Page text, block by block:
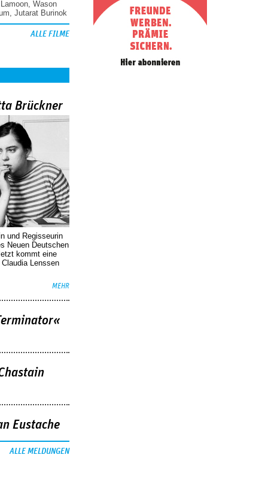
Wason
Jutarat Burinok
ALLE FILME
Brückner
und Regisseurin
Neuen Deutschen
kommt eine
Lenssen
MEHR
Eustache
ALLE MELDUNGEN